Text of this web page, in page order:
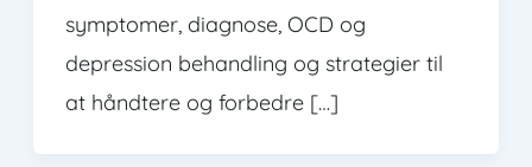
symptomer, diagnose, OCD og
depression behandling og strategier til
at håndtere og forbedre […]